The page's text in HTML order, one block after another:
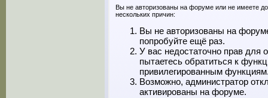
Вы не авторизованы на форуме или не имеете
нескольких причин:
Вы не авторизованы на
попробуйте ещё раз.
У вас недостаточно прав для
пытаетесь обратиться к
привилегированным
Возможно, администратор
активированы на форуме.